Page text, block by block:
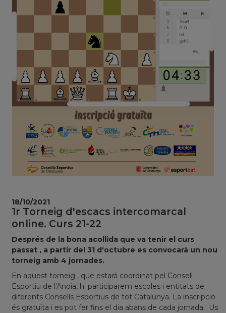
1r Torneig d'escacs intercomarcal
online. Curs 21-22
Després de la bona acollida que va tenir el curs
passat , a partir del 31 d'octubre es convocarà un nou
torneig amb 4 jornades.
En aquest torneig , que estarà coordinat pel Consell
Esportiu de l'Anoia, hi participarem escoles i entitats de
diferents Consells Esportius de tot Catalunya. La inscripció
és gratuïta i es pot fer fins el dia abans de cada jornada. Us
18/10/2021